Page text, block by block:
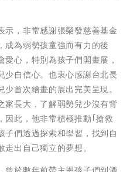
示，非常感謝張榮發慈善基金
成為弱勢孩童強而有力的後
心，特別為孩子們開畫展，
少自信心。也衷心感謝台北長
首次繪畫的展出完美呈現。
家長大，了解弱勢兒少沒有背
因此，他非常積極推動｢搶救
子們透過探索和學習，找到自
出自己獨立的夢想。